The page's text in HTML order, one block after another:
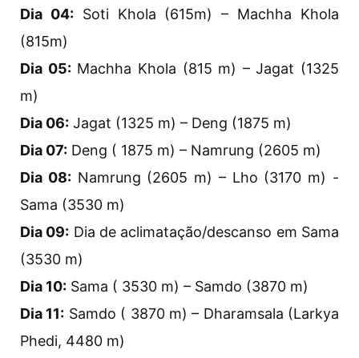
Dia 04: Soti Khola (615m) – Machha Khola
(815m)
Dia 05: Machha Khola (815 m) – Jagat (1325
m)
Dia 06: Jagat (1325 m) – Deng (1875 m)
Dia 07: Deng ( 1875 m) – Namrung (2605 m)
Dia 08: Namrung (2605 m) – Lho (3170 m) -
Sama (3530 m)
Dia 09: Dia de aclimatação/descanso em Sama
(3530 m)
Dia 10: Sama ( 3530 m) – Samdo (3870 m)
Dia 11: Samdo ( 3870 m) – Dharamsala (Larkya
Phedi, 4480 m)